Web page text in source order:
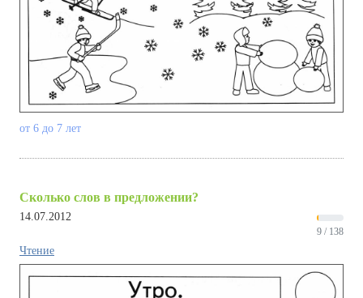
от 6 до 7 лет
Сколько слов в предложении?
14.07.2012
9 / 138
Чтение